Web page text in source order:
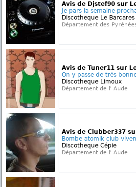
Avis de Djstef90 sur
Je pars la semaine
Discotheque Le Barcares
Département des
Avis de Tuner11 sur
On y passe de trés
Discotheque Limoux
Département de l' Aude
Avis de Clubber337
Bombe atomik club
Discotheque Cépie
Département de l' Aude